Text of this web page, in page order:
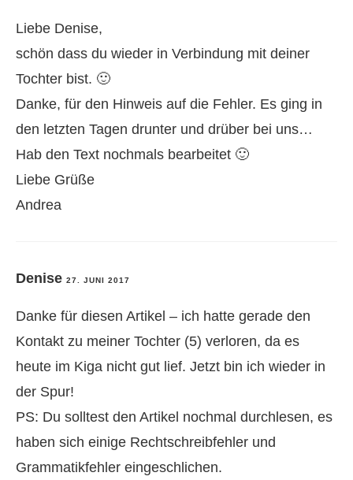
Liebe Denise,
schön dass du wieder in Verbindung mit deiner
Tochter bist. 🙂
Danke, für den Hinweis auf die Fehler. Es ging in
den letzten Tagen drunter und drüber bei uns…
Hab den Text nochmals bearbeitet 🙂
Liebe Grüße
Andrea
Denise 27. JUNI 2017
Danke für diesen Artikel – ich hatte gerade den
Kontakt zu meiner Tochter (5) verloren, da es
heute im Kiga nicht gut lief. Jetzt bin ich wieder in
der Spur!
PS: Du solltest den Artikel nochmal durchlesen, es
haben sich einige Rechtschreibfehler und
Grammatikfehler eingeschlichen.